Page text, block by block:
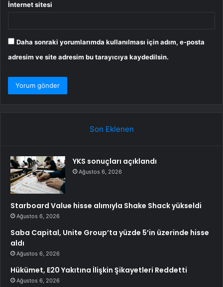
İnternet sitesi
Daha sonraki yorumlarımda kullanılması için adım, e-posta
adresim ve site adresim bu tarayıcıya kaydedilsin.
Son Eklenen
YKS sonuçları açıklandı
Ağustos 6, 2026
Starboard Value hisse alımıyla Shake Shack yükseldi
Ağustos 6, 2026
Saba Capital, Unite Group’ta yüzde 5’in üzerinde hisse
aldı
Ağustos 6, 2026
Hükümet, E20 Yakıtına İlişkin Şikayetleri Reddetti
Ağustos 6, 2026